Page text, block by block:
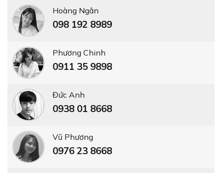
Hoàng Ngân
098 192 8989
Phương Chinh
0911 35 9898
Đức Anh
0938 01 8668
Vũ Phương
0976 23 8668